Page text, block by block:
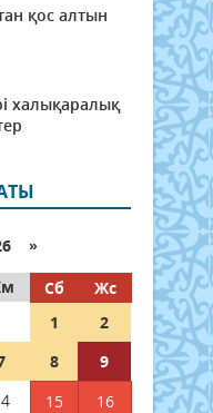
қос алтын
халықаралық
»
Сб
Жс
1
2
8
9
15
16